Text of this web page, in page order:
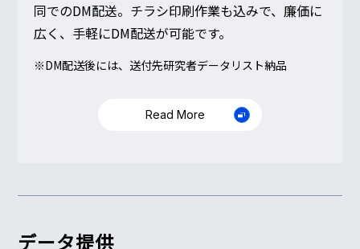
同でのDM配送。チラシ印刷作業も込みで、廉価に
広く、手軽にDM配送が可能です。
※DM配送後には、送付先研究者データリスト納品
Read More
データ提供